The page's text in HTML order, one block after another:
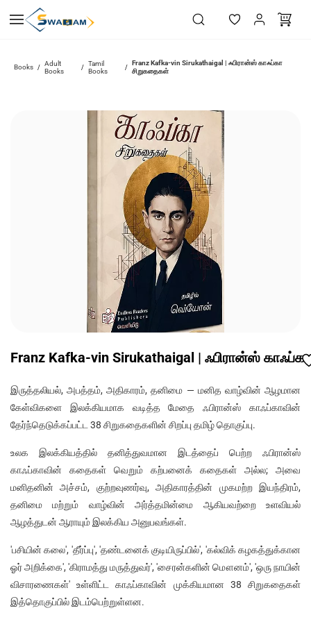
main
Books / Adult
Books
/
Tamil
Books
/
Franz Kafka-vin Sirukathaigal | ஃபிரான்ஸ் காஃப்கா
சிறுகதைகள்
Franz Kafka-vin Sirukathaigal | ஃபிரான்ஸ்
இருத்தலியல், அபத்தம், அதிகாரம், தனிமை — மனித வாழ்வின் ஆழமான
கேள்விகளை இலக்கியமாக வடித்த மேதை ஃபிரான்ஸ் காஃப்காவின்
தேர்ந்தெடுக்கப்பட்ட 38 சிறுகதைகளின் சிறப்பு தமிழ் தொகுப்பு.
உலக இலக்கியத்தில் தனித்துவமான இடத்தைப் பெற்ற ஃபிரான்ஸ்
காஃப்காவின் கதைகள் வெறும் கற்பனைக் கதைகள் அல்ல; அவை
மனிதனின் அச்சம், குற்றவுணர்வு, அதிகாரத்தின் முகமற்ற இயந்திரம்,
தனிமை மற்றும் வாழ்வின் அர்த்தமின்மை ஆகியவற்றை உளவியல்
ஆழத்துடன் ஆராயும் இலக்கிய அனுபவங்கள்.
'பசியின் கலை', 'தீர்ப்பு', 'தண்டனைக் குடியிருப்பில்', 'கல்விக் கழகத்துக்கான
ஓர் அறிக்கை', 'கிராமத்து மருத்துவர்', 'சைரன்களின் மௌனம்', 'ஒரு நாயின்
விசாரணைகள்' உள்ளிட்ட காஃப்காவின் முக்கியமான 38 சிறுகதைகள்
இத்தொகுப்பில் இடம்பெற்றுள்ளன.